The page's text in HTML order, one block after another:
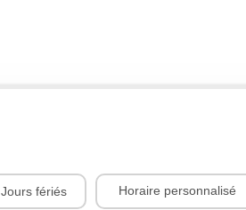
Jours fériés Horaire personnalisé